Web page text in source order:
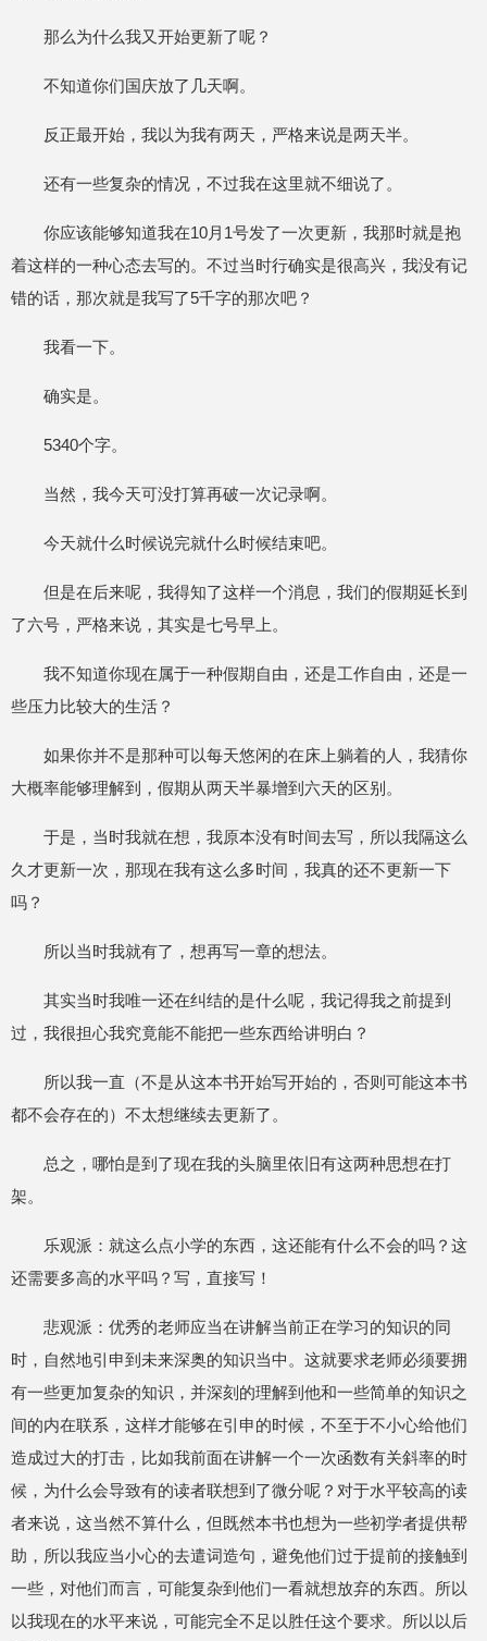
那么为什么我又开始更新了呢？
不知道你们国庆放了几天啊。
反正最开始，我以为我有两天，严格来说是两天半。
还有一些复杂的情况，不过我在这里就不细说了。
你应该能够知道我在10月1号发了一次更新，我那时就是抱
着这样的一种心态去写的。不过当时行确实是很高兴，我没有记
错的话，那次就是我写了5千字的那次吧？
我看一下。
确实是。
5340个字。
当然，我今天可没打算再破一次记录啊。
今天就什么时候说完就什么时候结束吧。
但是在后来呢，我得知了这样一个消息，我们的假期延长到
了六号，严格来说，其实是七号早上。
我不知道你现在属于一种假期自由，还是工作自由，还是一
些压力比较大的生活？
如果你并不是那种可以每天悠闲的在床上躺着的人，我猜你
大概率能够理解到，假期从两天半暴增到六天的区别。
于是，当时我就在想，我原本没有时间去写，所以我隔这么
久才更新一次，那现在我有这么多时间，我真的还不更新一下
吗？
所以当时我就有了，想再写一章的想法。
其实当时我唯一还在纠结的是什么呢，我记得我之前提到
过，我很担心我究竟能不能把一些东西给讲明白？
所以我一直（不是从这本书开始写开始的，否则可能这本书
都不会存在的）不太想继续去更新了。
总之，哪怕是到了现在我的头脑里依旧有这两种思想在打
架。
乐观派：就这么点小学的东西，这还能有什么不会的吗？这
还需要多高的水平吗？写，直接写！
悲观派：优秀的老师应当在讲解当前正在学习的知识的同
时，自然地引申到未来深奥的知识当中。这就要求老师必须要拥
有一些更加复杂的知识，并深刻的理解到他和一些简单的知识之
间的内在联系，这样才能够在引申的时候，不至于不小心给他们
造成过大的打击，比如我前面在讲解一个一次函数有关斜率的时
候，为什么会导致有的读者联想到了微分呢？对于水平较高的读
者来说，这当然不算什么，但既然本书也想为一些初学者提供帮
助，所以我应当小心的去遣词造句，避免他们过于提前的接触到
一些，对他们而言，可能复杂到他们一看就想放弃的东西。所以
以我现在的水平来说，可能完全不足以胜任这个要求。所以以后